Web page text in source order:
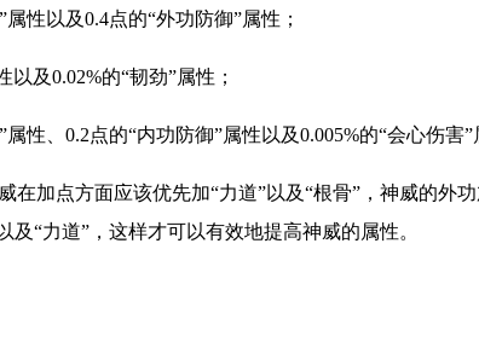
性以及0.4点的“外功防御”属性；
以及0.02%的“韧劲”属性；
性、0.2点的“内功防御”属性以及0.005%的“会心伤害”
在加点方面应该优先加“力道”以及“根骨”，神威的
及“力道”，这样才可以有效地提高神威的属性。